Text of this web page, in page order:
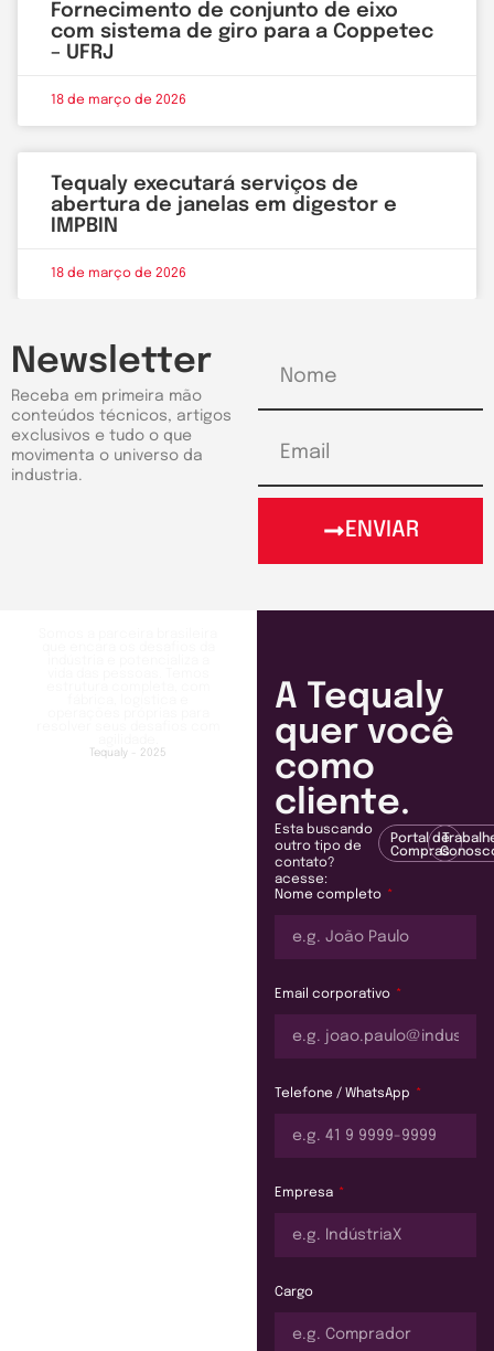
Fornecimento de conjunto de eixo
com sistema de giro para a Coppetec
– UFRJ
18 de março de 2026
Tequaly executará serviços de
abertura de janelas em digestor e
IMPBIN
18 de março de 2026
Newsletter
Receba em primeira mão
conteúdos técnicos, artigos
exclusivos e tudo o que
movimenta o universo da
industria.
ENVIAR
Tequaly - 2025
A Tequaly
quer você
como
cliente.
Esta buscando
outro tipo de
contato?
acesse:
Portal de
Compras
Nome completo
Email corporativo
Telefone / WhatsApp
Empresa
Cargo